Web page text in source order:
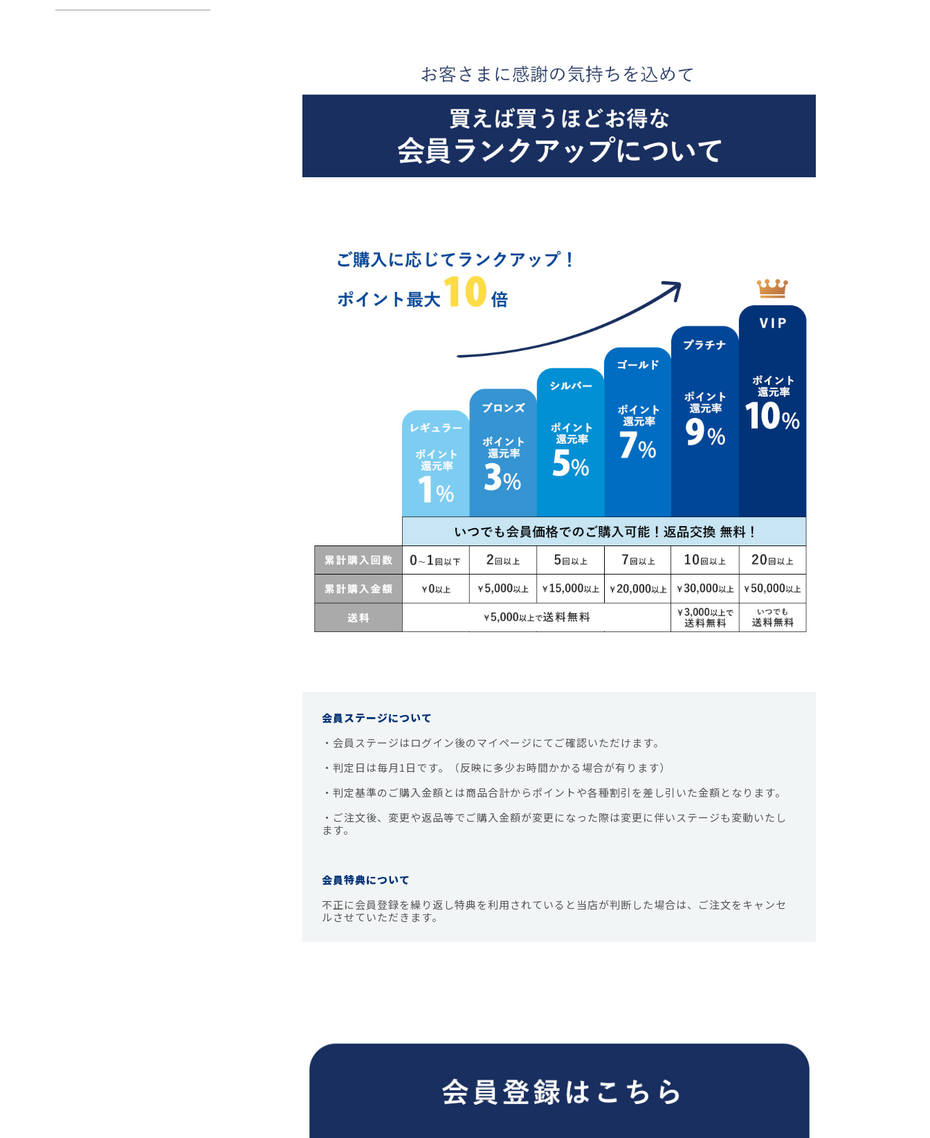
会員ステージについて
・会員ステージはログイン後のマイページにてご確認いただけます。
・判定日は毎月1日です。（反映に多少お時間かかる場合が有ります）
・判定基準のご購入金額とは商品合計からポイントや各種割引を差し引いた金額となります。
・ご注文後、変更や返品等でご購入金額が変更になった際は変更に伴いステージも変動いたし
ます。
会員特典について
不正に会員登録を繰り返し特典を利用されていると当店が判断した場合は、ご注文をキャンセ
ルさせていただきます。